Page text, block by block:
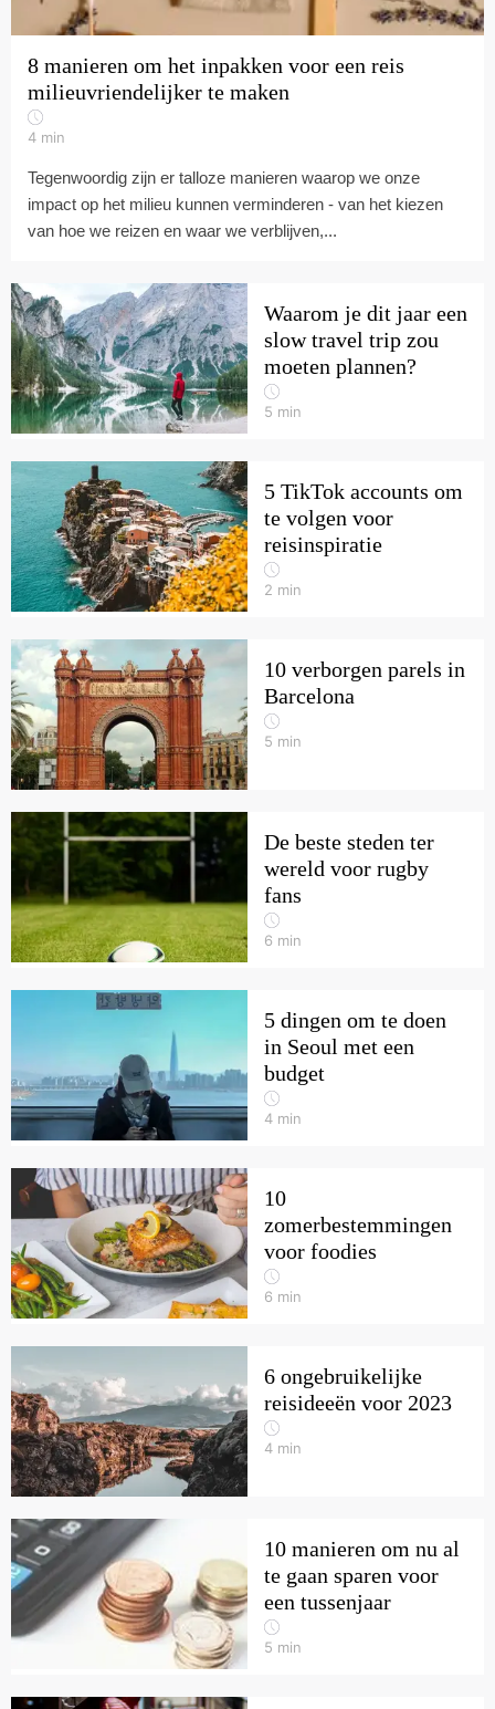
8 manieren om het inpakken voor een reis
milieuvriendelijker te maken
4 min
Tegenwoordig zijn er talloze manieren waarop we onze
impact op het milieu kunnen verminderen - van het kiezen
van hoe we reizen en waar we verblijven,...
Waarom je dit jaar een
slow travel trip zou
moeten plannen?
5 min
5 TikTok accounts om
te volgen voor
reisinspiratie
2 min
10 verborgen parels in
Barcelona
5 min
De beste steden ter
wereld voor rugby
fans
6 min
5 dingen om te doen
in Seoul met een
budget
4 min
10
zomerbestemmingen
voor foodies
6 min
6 ongebruikelijke
reisideeën voor 2023
4 min
10 manieren om nu al
te gaan sparen voor
een tussenjaar
5 min